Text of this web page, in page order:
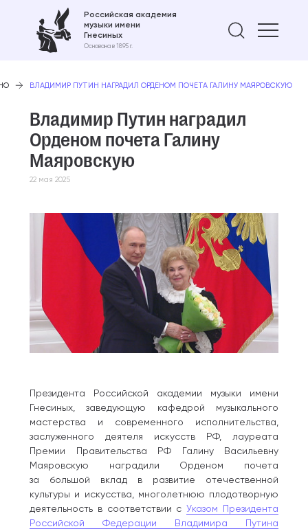
Российская академия
музыки имени
Гнесиных
Основана в 1895 г.
Найти
ВЛАДИМИР ПУТИН НАГРАДИЛ ОРДЕНОМ ПОЧЕТА ГАЛИНУ МАЯРОВСКУЮ
Владимир Путин наградил
Орденом почета Галину
Маяровскую
22 мая 2025
Президента Российской академии музыки имени
Гнесиных, заведующую кафедрой музыкального
мастерства и современного исполнительства,
заслуженного деятеля искусств РФ, лауреата
Премии Правительства РФ Галину Васильевну
Маяровскую наградили Орденом почета
за большой вклад в развитие отечественной
культуры и искусства, многолетнюю плодотворную
деятельность в соответствии сУказом Президента
Российской Федерации Владимира Путина